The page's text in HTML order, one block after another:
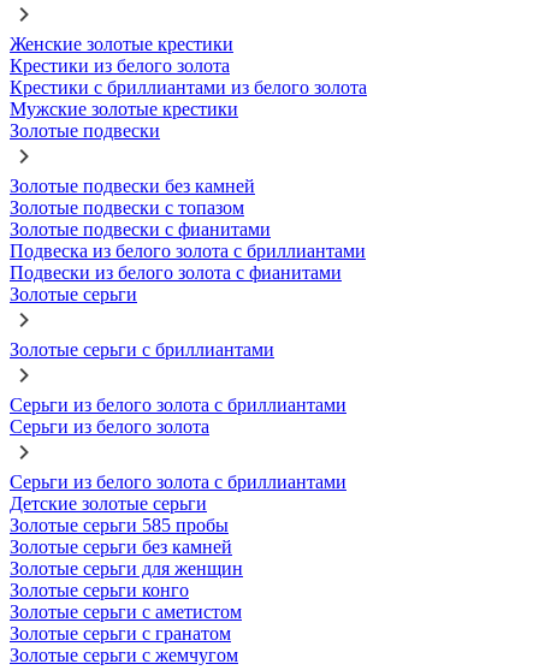
Женские золотые крестики
Крестики из белого золота
Крестики с бриллиантами из белого золота
Мужские золотые крестики
Золотые подвески
Золотые подвески без камней
Золотые подвески с топазом
Золотые подвески с фианитами
Подвеска из белого золота с бриллиантами
Подвески из белого золота с фианитами
Золотые серьги
Золотые серьги с бриллиантами
Серьги из белого золота с бриллиантами
Серьги из белого золота
Серьги из белого золота с бриллиантами
Детские золотые серьги
Золотые серьги 585 пробы
Золотые серьги без камней
Золотые серьги для женщин
Золотые серьги конго
Золотые серьги с аметистом
Золотые серьги с гранатом
Золотые серьги с жемчугом